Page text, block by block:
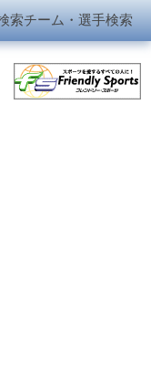
索チーム・選手検索